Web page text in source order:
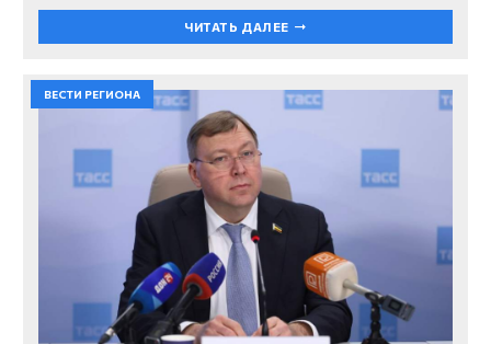
ЧИТАТЬ ДАЛЕЕ
ВЕСТИ РЕГИОНА